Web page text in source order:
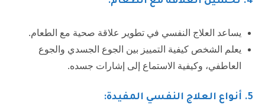
يساعد العلاج النفسي في تطوير علاقة صحية مع الطعام.
يعلم الشخص كيفية التمييز بين الجوع الجسدي والجوع
العاطفي، وكيفية الاستماع إلى إشارات جسده.
5. أنواع العلاج النفسي المفيدة: